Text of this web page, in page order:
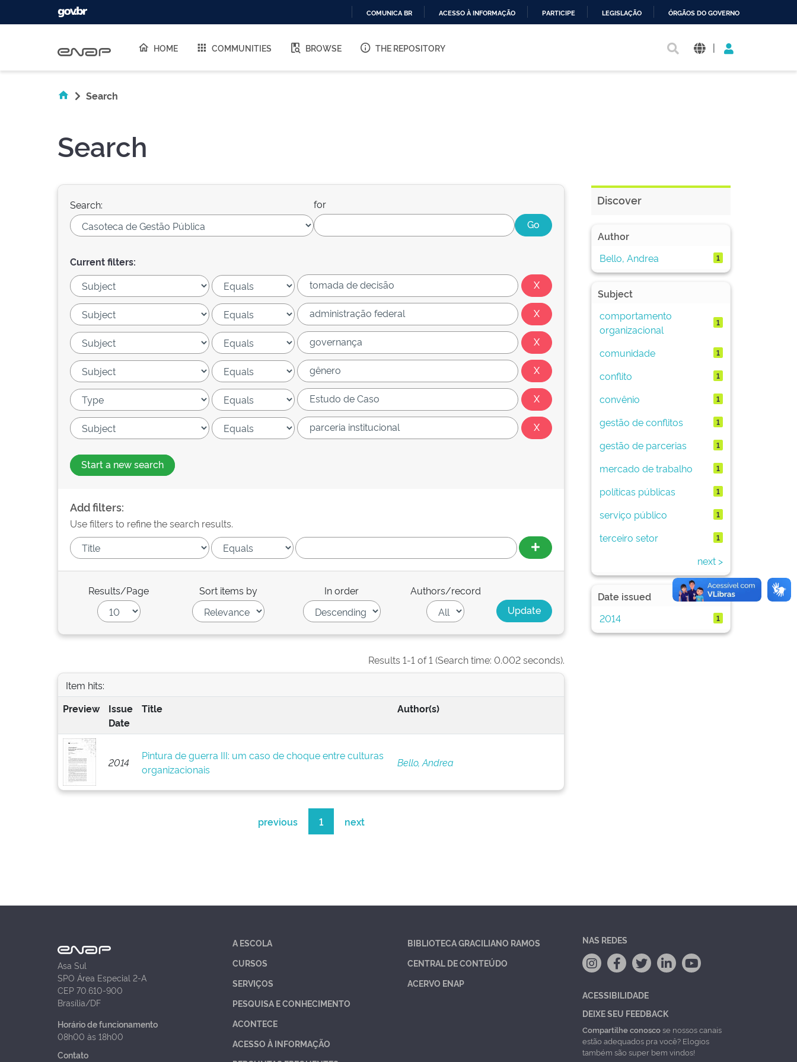
O
COMUNICA BR ACESSO À INFORMAÇÃO PARTICIPE LEGISLAÇÃO ÓRGÃOS DO GOVERNO
HOME COMMUNITIES BROWSE THE REPOSITORY |
Search
Search
Search: for
Current filters:
Start a new search
Add filters:
Use filters to refine the search results.
Results/Page Sort items by In order Authors/record
Results 1-1 of 1 (Search time: 0.002 seconds).
Item hits:
Preview
Issue
Date
Title Author(s)
2014
Pintura de guerra III: um caso de choque entre culturas
organizacionais
Bello, Andrea
previous 1 next
Discover
Author
Bello, Andrea
1
Subject
comportamento
organizacional
1
comunidade 1
conflito 1
convênio 1
gestão de conflitos 1
gestão de parcerias 1
mercado de trabalho 1
políticas públicas 1
serviço público 1
terceiro setor 1
next >
Date issued
2014
1
Asa Sul
SPO Área Especial 2-A
CEP 70.610-900
Brasília/DF
Horário de funcionamento
08h00 às 18h00
Contato
A ESCOLA
CURSOS
SERVIÇOS
PESQUISA E CONHECIMENTO
ACONTECE
ACESSO À INFORMAÇÃO
BIBLIOTECA GRACILIANO RAMOS
CENTRAL DE CONTEÚDO
ACERVO ENAP
NAS REDES
ACESSIBILIDADE
DEIXE SEU FEEDBACK
Compartilhe conoscose nossos canais
estão adequados pra você? Elogios
também são super bem vindos!